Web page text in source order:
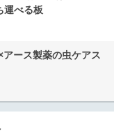
運べる板
ース製薬の虫ケアス